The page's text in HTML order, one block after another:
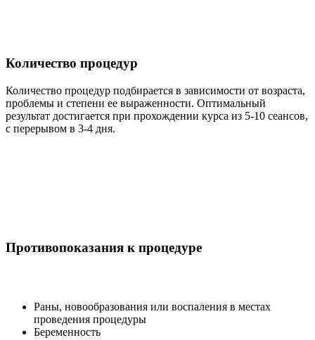
Количество процедур
Количество процедур подбирается в зависимости от возраста,
проблемы и степени ее выраженности. Оптимальный
результат достигается при прохождении курса из 5-10 сеансов,
с перерывом в 3-4 дня.
Противопоказания к процедуре
Раны, новообразования или воспаления в местах
проведения процедуры
Беременность